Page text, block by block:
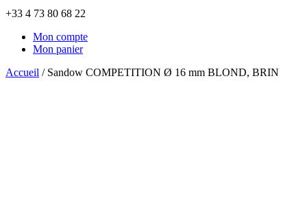
+33 4 73 80 68 22
Mon compte
Mon panier
Accueil / Sandow COMPETITION Ø 16 mm BLOND, BRIN